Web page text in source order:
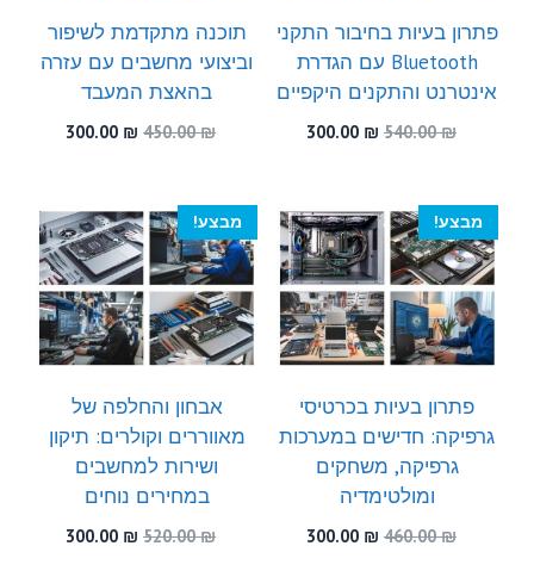
פתרון בעיות בחיבור התקני
Bluetooth עם הגדרת
אינטרנט והתקנים היקפיים
540.00₪
המחיר
540.00 ₪.
300.00 ₪
300.00 ₪.
תוכנה מתקדמת לשיפור
וביצועי מחשבים עם עזרה
בהאצת המעבד
450.00₪
המחיר
450.00 ₪.
300.00 ₪
המחיר
300.00 ₪.
מבצע!
פתרון בעיות בכרטיסי
גרפיקה: חדישים במערכות
גרפיקה, משחקים
ומולטימדיה
460.00₪
המחיר
300.00 ₪
מבצע!
אבחון והחלפה של
מאווררים וקולרים: תיקון
ושירות למחשבים
במחירים נוחים
520.00₪
המחיר
300.00 ₪
המחיר